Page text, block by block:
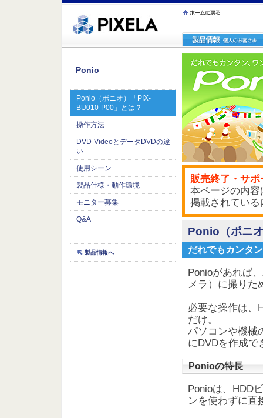
繝ｳ繧ｯ縺ｧ縺吶�
Ponio
Ponio（ポニオ）「PIX-
BU010-P00」とは？
操作方法
DVD-VideoとデータDVDの違
い
使用シーン
製品仕様・動作環境
モニター募集
Q&A
製品情報へ
販売終了・サポ
本ページの内容
掲載されてい
Ponio（ポニ
だれでもカンタ
Ponioがあれば
メラ）に撮りた
必要な操作は、
だけ。
パソコンや機械
にDVDを作成で
Ponioの特長
Ponioは、HDD
ンを使わずに直